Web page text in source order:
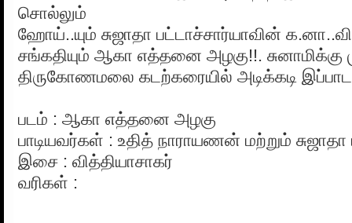
சொல்லும்
ஹோய்..யும் சுஜாதா பட்டாச்சார்யாவின்
சங்கதியும் ஆகா எத்தனை அழகு!!. சுனாமிக்கு
திருகோணமலை கடற்கரையில் அடிக்கடி
படம் : ஆகா எத்தனை அழகு
பாடியவர்கள் : உதித் நாராயணன் மற்றும் சுஜாதா
இசை : வித்தியாசாகர்
வரிகள் :